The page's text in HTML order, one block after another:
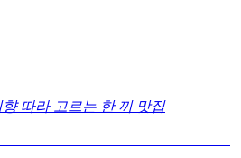
따라 고르는 한 끼 맛집